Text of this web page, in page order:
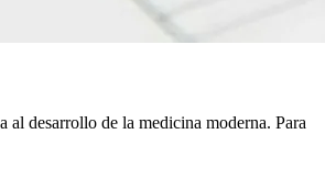
al desarrollo de la medicina moderna. Para